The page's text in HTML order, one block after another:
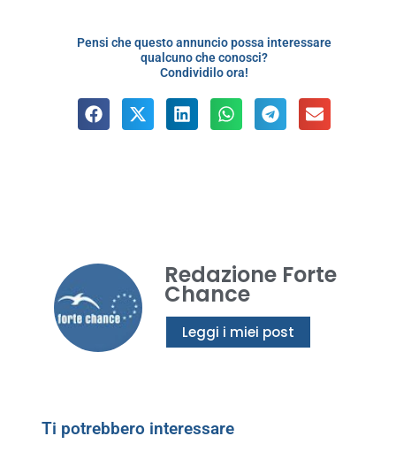
Pensi che questo annuncio possa interessare
qualcuno che conosci?
Condividilo ora!
Redazione Forte
Chance
Leggi i miei post
Ti potrebbero interessare